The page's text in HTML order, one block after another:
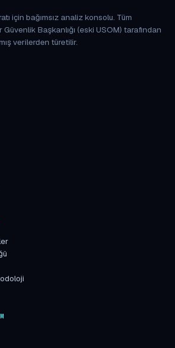
için bağımsız analiz konsolu. Tüm
Başkanlığı (eski USOM) tarafından
verilerden türetilir.